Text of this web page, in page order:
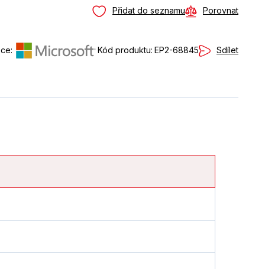
Přidat do seznamu Porovnat
Kód produktu: EP2-68845 Sdílet